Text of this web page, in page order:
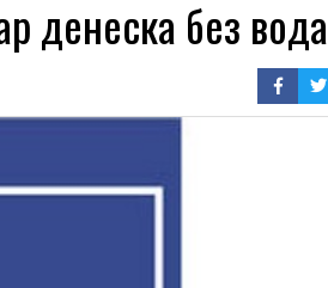
без вода